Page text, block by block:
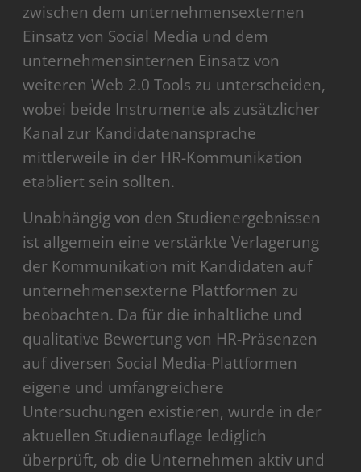
zwischen dem unternehmensexternen
Einsatz von Social Media und dem
unternehmensinternen Einsatz von
weiteren Web 2.0 Tools zu unterscheiden,
wobei beide Instrumente als zusätzlicher
Kanal zur Kandidatenansprache
mittlerweile in der HR-Kommunikation
etabliert sein sollten.
Unabhängig von den Studienergebnissen
ist allgemein eine verstärkte Verlagerung
der Kommunikation mit Kandidaten auf
unternehmensexterne Plattformen zu
beobachten. Da für die inhaltliche und
qualitative Bewertung von HR-Präsenzen
auf diversen Social Media-Plattformen
eigene und umfangreichere
Untersuchungen existieren, wurde in der
aktuellen Studienauflage lediglich
überprüft, ob die Unternehmen aktiv und